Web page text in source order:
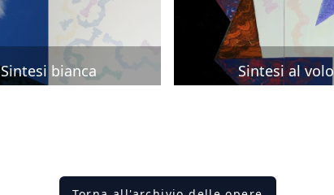
Sintesi bianca Sintesi al volo